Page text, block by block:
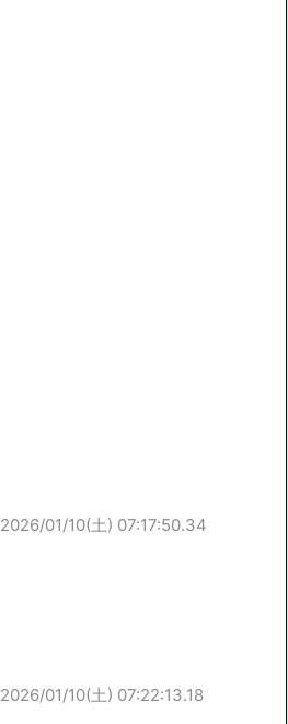
2026/01/10(土) 07:17:50.34
2026/01/10(土) 07:22:13.18